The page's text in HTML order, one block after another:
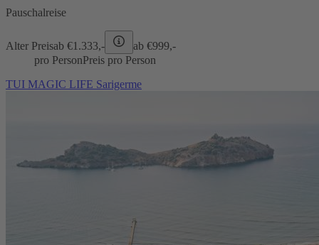
Pauschalreise
Alter Preisab €1.333,- ab €999,-
pro PersonPreis pro Person
TUI MAGIC LIFE Sarigerme